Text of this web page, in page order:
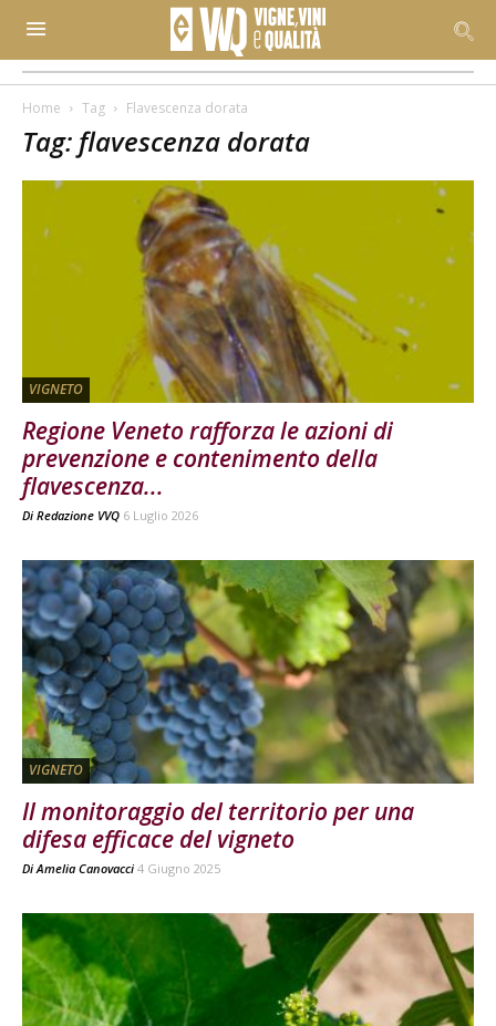
Home Tag Flavescenza dorata
Tag: flavescenza dorata
VIGNETO
Regione Veneto rafforza le azioni di
prevenzione e contenimento della
flavescenza...
Di Redazione VVQ 6 Luglio 2026
VIGNETO
Il monitoraggio del territorio per una
difesa efficace del vigneto
Di Amelia Canovacci 4 Giugno 2025